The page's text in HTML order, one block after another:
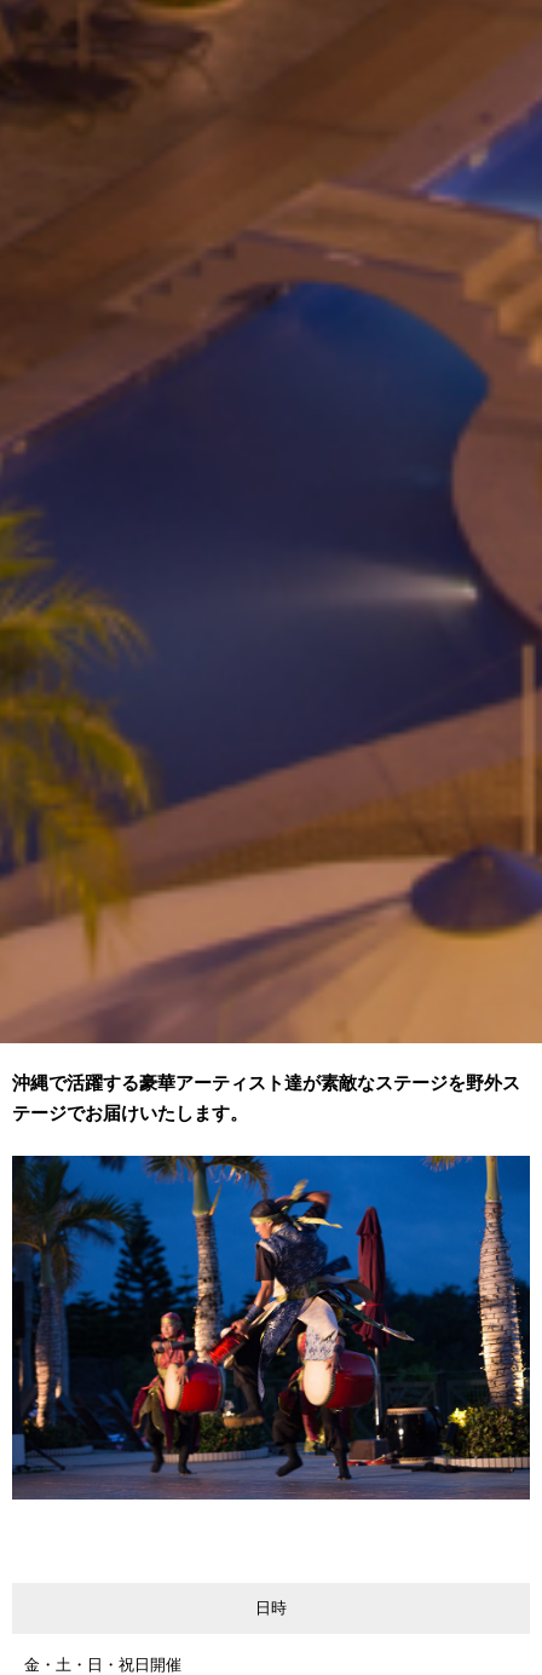
沖縄で活躍する豪華アーティスト達が素敵なステージを野外ス
テージでお届けいたします。
日時
金・土・日・祝日開催